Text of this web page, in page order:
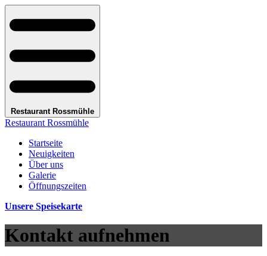
Restaurant Rossmühle
Restaurant Rossmühle
Startseite
Neuigkeiten
Über uns
Galerie
Öffnungszeiten
Unsere Speisekarte
Kontakt aufnehmen